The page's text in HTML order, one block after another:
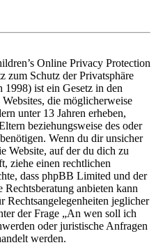
Online Privacy Protection
zum Schutz der Privatsphäre
ist ein Gesetz in den
die möglicherweise
unter 13 Jahren erheben,
beziehungsweise des oder
Wenn du dir unsicher
Website, auf der du dich zu
ziehe einen rechtlichen
dass phpBB Limited und der
Rechtsberatung anbieten kann
Rechtsangelegenheiten jeglicher
der Frage „An wen soll ich
oder juristische Anfragen
werden.